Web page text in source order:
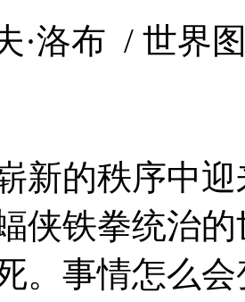
·洛布 / 世界
新的秩序中
侠铁拳统治
。事情怎么